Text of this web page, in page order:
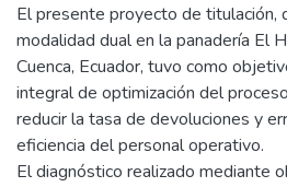
El presente proyecto de titulación,
modalidad dual en la panadería El
Cuenca, Ecuador, tuvo como
integral de optimización del
reducir la tasa de devoluciones y
eficiencia del personal operativo.
El diagnóstico realizado mediante